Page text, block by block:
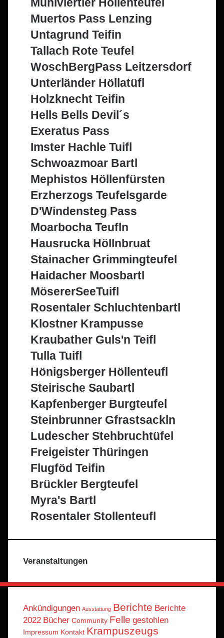
Muertos Pass Lenzing
Untagrund Teifin
Tallach Rote Teufel
WoschBergPass Leitzersdorf
Unterländer Höllatüfl
Holzknecht Teifin
Hells Bells Devil´s
Exeratus Pass
Imster Hachle Tuifl
Schwoazmoar Bartl
Mephistos Höllenfürsten
Erzherzogs Teufelsgarde
D'Windensteg Pass
Moarbocha Teufln
Hausrucka Höllnbruat
Stainacher Grimmingteufel
Haidacher Moosbartl
MösererSeeTuifl
Rosentaler Schluchtenbartl
Klostner Krampusse
Kraubather Guls'n Teifl
Tulla Tuifl
Hönigsberger Höllenteufl
Steirische Saubartl
Kapfenberger Burgteufel
Steinbrunner Gfrastsackln
Ludescher Stehbruchtüfel
Freigeister Thüringen
Flugföd Teifin
Brückler Bergteufel
Myra's Bartl
Rosentaler Stollenteufl
Veranstaltungen
Ankündigungen Ausstattung Berichte Berichte
2022 Bücher Community Felle gestohlen
Impressum Kontakt Krampuszeugs